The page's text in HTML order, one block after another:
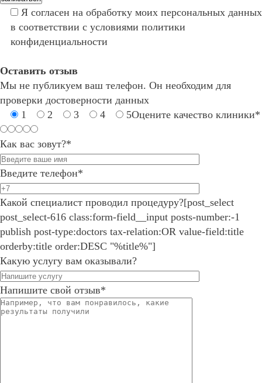
Я согласен на обработку моих персональных данных
в соответствии с условиями политики
конфиденциальности
Оставить отзыв
Мы не публикуем ваш телефон. Он необходим для
проверки достоверности данных
1
2 3 4 5Оцените качество клиники*
Как вас зовут?*
Введите телефон*
Какой специалист проводил процедуру?[post_select
post_select-616 class:form-field__input posts-number:-1
publish post-type:doctors tax-relation:OR value-field:title
orderby:title order:DESC "%title%"]
Какую услугу вам оказывали?
Напишите свой отзыв*